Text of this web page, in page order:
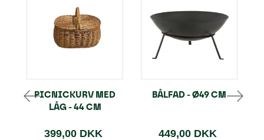
PICNICKURV MED
LÅG - 44 CM
399,00 DKK
BÅLFAD - Ø49 CM
449,00 DKK